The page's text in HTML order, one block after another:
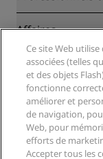
Blog
Nouveaux et
Application
Hôtels adaptés
Hôtels adaptés
Santé et sécurité
Partenaires
Agents de voyages
Affaires
Radisson Hotel
Médias
Carrières RHG
Carrières PPHE
Carrières EHL
The Club by RHG
Opportunités de
Légal
Centre de
Mentions légales
Conditions
Contrat
Accessibilité
Aide
Avis aux
Contact
Médias sociaux
Ce site Web
associées (telles
et des objets
fonctionne
améliorer et
de navigation,
Web, pour
efforts de
Accepter tous les